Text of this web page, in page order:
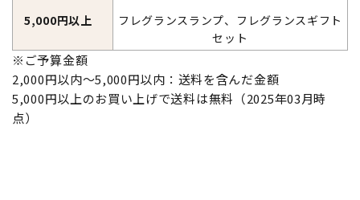
5,000円以上
フレグランスランプ、フレグランスギフト
セット
※ご予算金額
2,000円以内～5,000円以内：送料を含んだ金額
5,000円以上のお買い上げで送料は無料（2025年03月時
点）